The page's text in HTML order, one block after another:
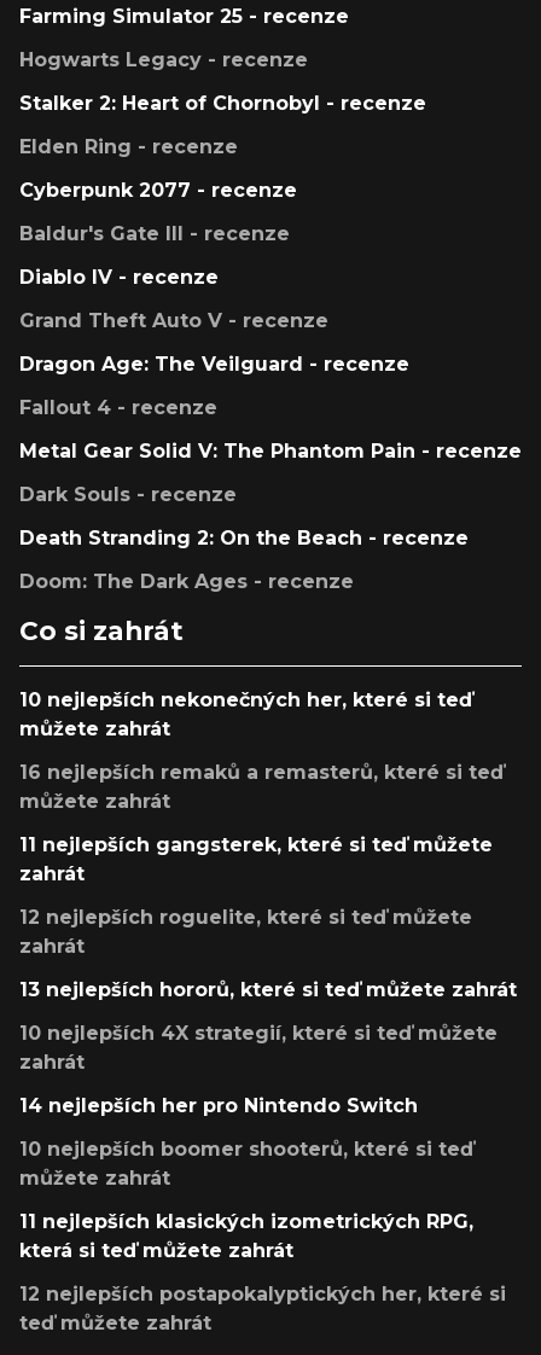
Farming Simulator 25 - recenze
Hogwarts Legacy - recenze
Stalker 2: Heart of Chornobyl - recenze
Elden Ring - recenze
Cyberpunk 2077 - recenze
Baldur's Gate III - recenze
Diablo IV - recenze
Grand Theft Auto V - recenze
Dragon Age: The Veilguard - recenze
Fallout 4 - recenze
Metal Gear Solid V: The Phantom Pain - recenze
Dark Souls - recenze
Death Stranding 2: On the Beach - recenze
Doom: The Dark Ages - recenze
Co si zahrát
10 nejlepších nekonečných her, které si teď
můžete zahrát
16 nejlepších remaků a remasterů, které si teď
můžete zahrát
11 nejlepších gangsterek, které si teď můžete
zahrát
12 nejlepších roguelite, které si teď můžete
zahrát
13 nejlepších hororů, které si teď můžete zahrát
10 nejlepších 4X strategií, které si teď můžete
zahrát
14 nejlepších her pro Nintendo Switch
10 nejlepších boomer shooterů, které si teď
můžete zahrát
11 nejlepších klasických izometrických RPG,
která si teď můžete zahrát
12 nejlepších postapokalyptických her, které si
teď můžete zahrát